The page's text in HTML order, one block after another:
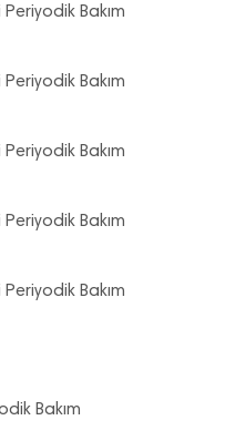
Bakım
Bakım
Bakım
Bakım
Bakım
Bakım